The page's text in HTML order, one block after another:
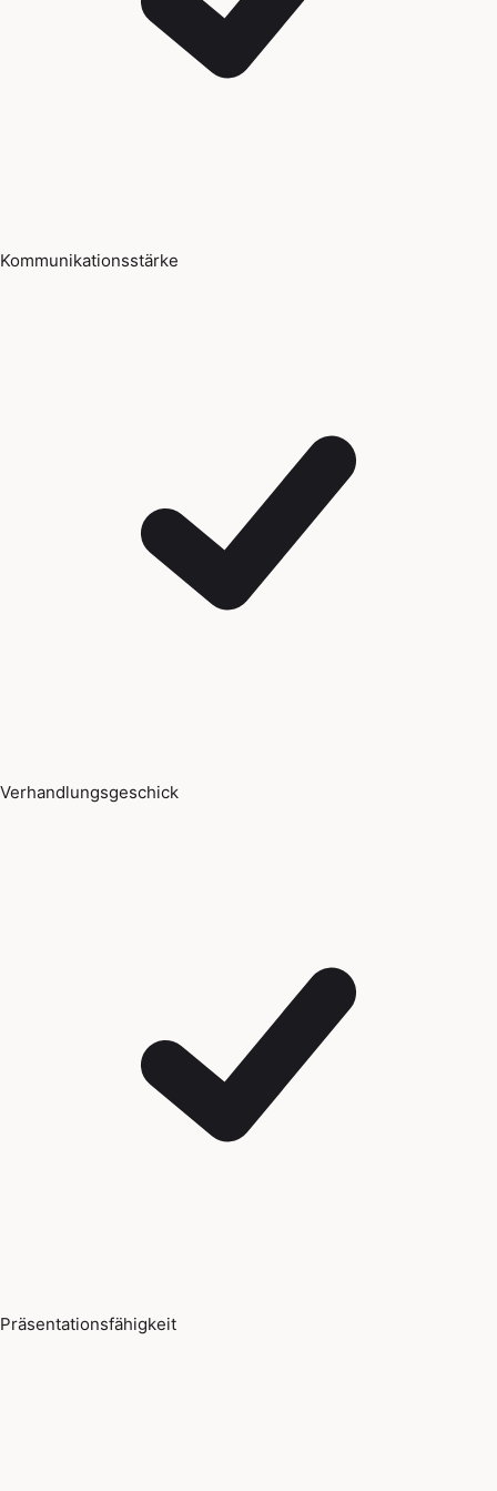
Kommunikationsstärke
Verhandlungsgeschick
Präsentationsfähigkeit